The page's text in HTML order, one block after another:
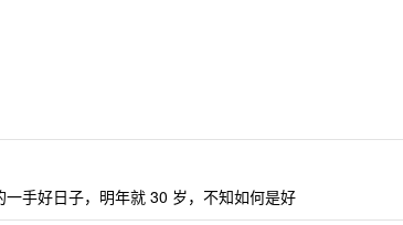
手好日子，明年就 30 岁，不知如何是好